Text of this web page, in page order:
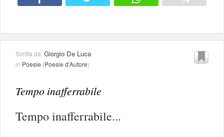
Scritta da:Giorgio De Luca
in Poesie (Poesie d'Autore)
Tempo inafferrabile
Tempo inafferrabile...